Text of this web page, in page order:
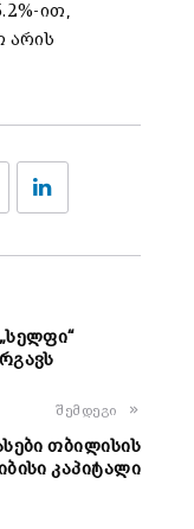
ით,
არის
Twitter
შემდეგი
თბილისის
კაპიტალი